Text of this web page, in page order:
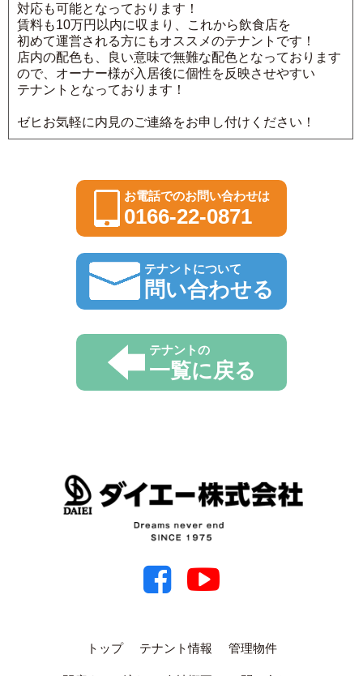
対応も可能となっております！
賃料も10万円以内に収まり、これから飲食店を
初めて運営される方にもオススメのテナントです！
店内の配色も、良い意味で無難な配色となっております
ので、オーナー様が入居後に個性を反映させやすい
テナントとなっております！
ゼヒお気軽に内見のご連絡をお申し付けください！
お電話でのお問い合わせは
0166-22-0871
テナントについて
問い合わせる
テナントの
一覧に戻る
トップ テナント情報 管理物件